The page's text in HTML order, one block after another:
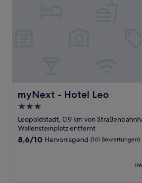
myNext - Hotel Leo
myNext - Hotel Leo
3.0-
Sterne-
Unterkunft
Leopoldstadt, 0,9 km von
Wallensteinplatz entfernt
8.6
8,6/10 Hervorragend (161 Bewertungen)